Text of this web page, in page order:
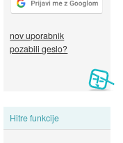
nov uporabnik
pozabili geslo?
Hitre funkcije